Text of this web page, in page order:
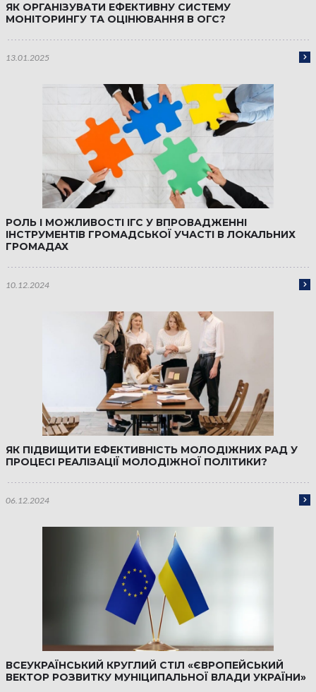
ЯК ОРГАНІЗУВАТИ ЕФЕКТИВНУ СИСТЕМУ
МОНІТОРИНГУ ТА ОЦІНЮВАННЯ В ОГС?
13.01.2025
РОЛЬ І МОЖЛИВОСТІ ІГС У ВПРОВАДЖЕННІ
ІНСТРУМЕНТІВ ГРОМАДСЬКОЇ УЧАСТІ В ЛОКАЛЬНИХ
ГРОМАДАХ
10.12.2024
ЯК ПІДВИЩИТИ ЕФЕКТИВНІСТЬ МОЛОДІЖНИХ РАД У
ПРОЦЕСІ РЕАЛІЗАЦІЇ МОЛОДІЖНОЇ ПОЛІТИКИ?
06.12.2024
ВСЕУКРАЇНСЬКИЙ КРУГЛИЙ СТІЛ «ЄВРОПЕЙСЬКИЙ
ВЕКТОР РОЗВИТКУ МУНІЦИПАЛЬНОЇ ВЛАДИ УКРАЇНИ»